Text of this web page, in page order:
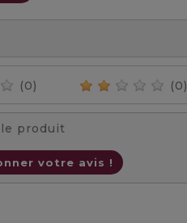
(0) (0)
produit
votre avis !